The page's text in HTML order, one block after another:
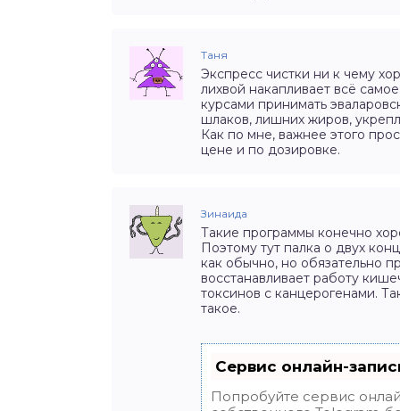
Таня
Экспресс чистки ни к чему
лихвой накапливает всё
курсами принимать
шлаков, лишних жиров,
Как по мне, важнее этого
цене и по дозировке.
Зинаида
Такие программы конечно
Поэтому тут палка о двух
как обычно, но обязательно
восстанавливает работу
токсинов с канцерогенами.
такое.
Сервис онлайн-
Попробуйте сервис